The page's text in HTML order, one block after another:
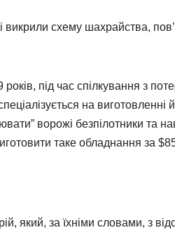
схему шахрайства,
під час спілкування з
на виготовленні й
ворожі безпілотники та
таке обладнання за
який, за їхніми словами, з